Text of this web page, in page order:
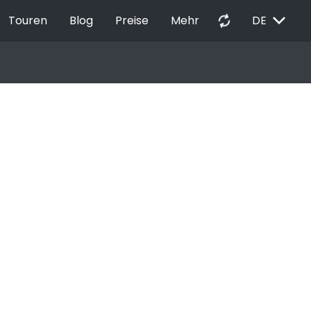
Touren Blog Preise Mehr autorenew DE EXPAND_MORE